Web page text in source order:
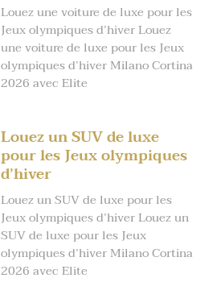
Louez une voiture de luxe pour les
Jeux olympiques d’hiver Louez
une voiture de luxe pour les Jeux
olympiques d’hiver Milano Cortina
2026 avec Elite
Louez un SUV de luxe
pour les Jeux olympiques
d’hiver
Louez un SUV de luxe pour les
Jeux olympiques d’hiver Louez un
SUV de luxe pour les Jeux
olympiques d’hiver Milano Cortina
2026 avec Elite